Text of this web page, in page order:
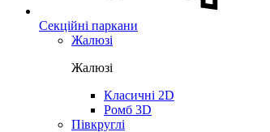
Секційні паркани
Жалюзі
Жалюзі
Класичні 2D
Ромб 3D
Півкруглі